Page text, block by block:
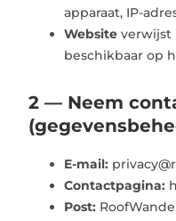
apparaat, IP-
Website verwijst
beschikbaar op
2 — Neem
E-mail:
Contactpagina:
Post: